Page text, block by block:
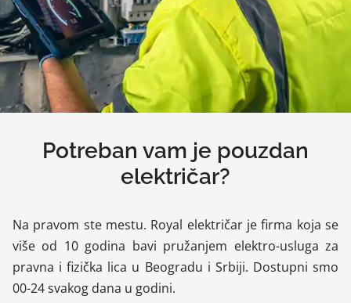
Potreban vam je pouzdan
električar?
Na pravom ste mestu. Royal električar je firma koja se
više od 10 godina bavi pružanjem elektro-usluga za
pravna i fizička lica u Beogradu i Srbiji. Dostupni smo
00-24 svakog dana u godini.